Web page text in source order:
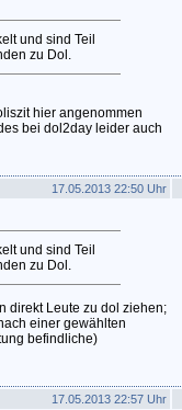
und sind Teil
zu Dol.
hier angenommen
bei dol2day leider auch
17.05.2013 22:50 Uhr
und sind Teil
zu Dol.
direkt Leute zu dol ziehen;
einer gewählten
befindliche)
17.05.2013 22:57 Uhr